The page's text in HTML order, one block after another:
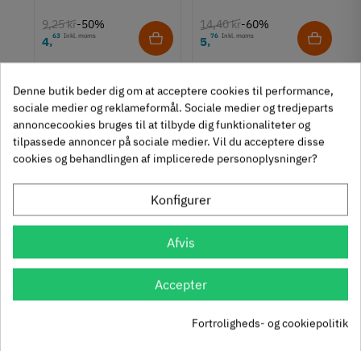
TilstandNy
9,25 kr-50%
4,63 Inkl. moms
14,40 kr-60%
5,76 Inkl. moms
Se også disse alternativer i stedet
Häfele Deco H2305 -
Guldfarve børstet greb
106.70.400
78,
mat hvid - let bukket
greb
126.45.751
36,
Denne butik beder dig om at acceptere cookies til performance,
sociale medier og reklameformål. Sociale medier og tredjeparts
annoncecookies bruges til at tilbyde dig funktionaliteter og
tilpassede annoncer på sociale medier. Vil du acceptere disse
cookies og behandlingen af implicerede personoplysninger?
Konfigurer
Afvis
Accepter
Fortroligheds- og cookiepolitik